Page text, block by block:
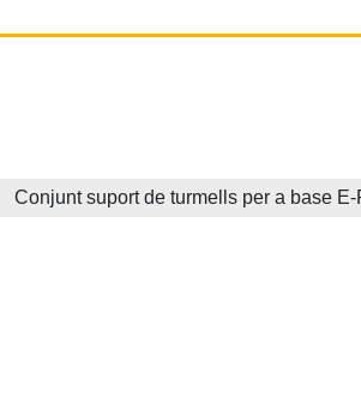
suport de turmells per a base E-